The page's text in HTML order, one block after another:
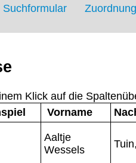
Suchformular
Klick auf die
Vorname
Aaltje
Wessels